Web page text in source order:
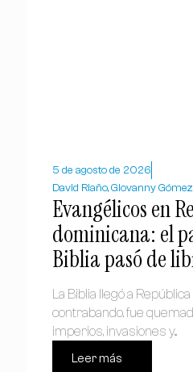
5 de agosto de 2026
David Riaño, Giovanny
Evangélicos en
dominicana: el
Biblia pasó de
símbolo nacional
La Biblia llegó a
contrabando, fue
imperios, invasiones y...
Leer más